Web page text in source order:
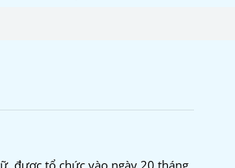
được tổ chức vào ngày 20 tháng